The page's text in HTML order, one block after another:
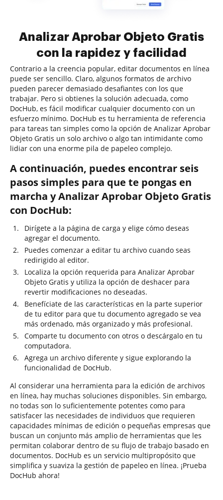
Analizar Aprobar Objeto Gratis
con la rapidez y facilidad
Contrario a la creencia popular, editar documentos en línea
puede ser sencillo. Claro, algunos formatos de archivo
pueden parecer demasiado desafiantes con los que
trabajar. Pero si obtienes la solución adecuada, como
DocHub, es fácil modificar cualquier documento con un
esfuerzo mínimo. DocHub es tu herramienta de referencia
para tareas tan simples como la opción de Analizar Aprobar
Objeto Gratis un solo archivo o algo tan intimidante como
lidiar con una enorme pila de papeleo complejo.
A continuación, puedes encontrar seis
pasos simples para que te pongas en
marcha y Analizar Aprobar Objeto Gratis
con DocHub:
Dirígete a la página de carga y elige cómo deseas
agregar el documento.
Puedes comenzar a editar tu archivo cuando seas
redirigido al editor.
Localiza la opción requerida para Analizar Aprobar
Objeto Gratis y utiliza la opción de deshacer para
revertir modificaciones no deseadas.
Benefíciate de las características en la parte superior
de tu editor para que tu documento agregado se vea
más ordenado, más organizado y más profesional.
Comparte tu documento con otros o descárgalo en tu
computadora.
Agrega un archivo diferente y sigue explorando la
funcionalidad de DocHub.
Al considerar una herramienta para la edición de archivos
en línea, hay muchas soluciones disponibles. Sin embargo,
no todas son lo suficientemente potentes como para
satisfacer las necesidades de individuos que requieren
capacidades mínimas de edición o pequeñas empresas que
buscan un conjunto más amplio de herramientas que les
permitan colaborar dentro de su flujo de trabajo basado en
documentos. DocHub es un servicio multipropósito que
simplifica y suaviza la gestión de papeleo en línea. ¡Prueba
DocHub ahora!